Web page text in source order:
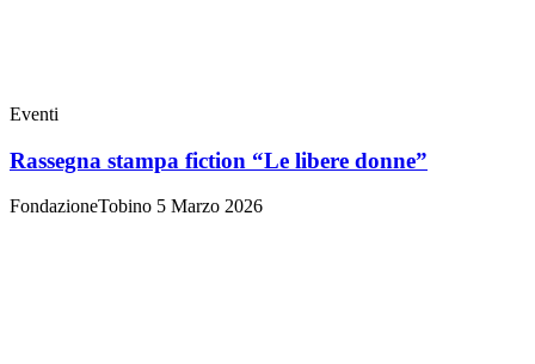
Eventi
Rassegna stampa fiction “Le libere donne”
FondazioneTobino 5 Marzo 2026